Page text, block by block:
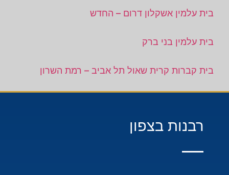
בית עלמין אשקלון דרום – החדש
בית עלמין בני ברק
בית קברות קרית שאול תל אביב – רמת השרון
רבנות בצפון